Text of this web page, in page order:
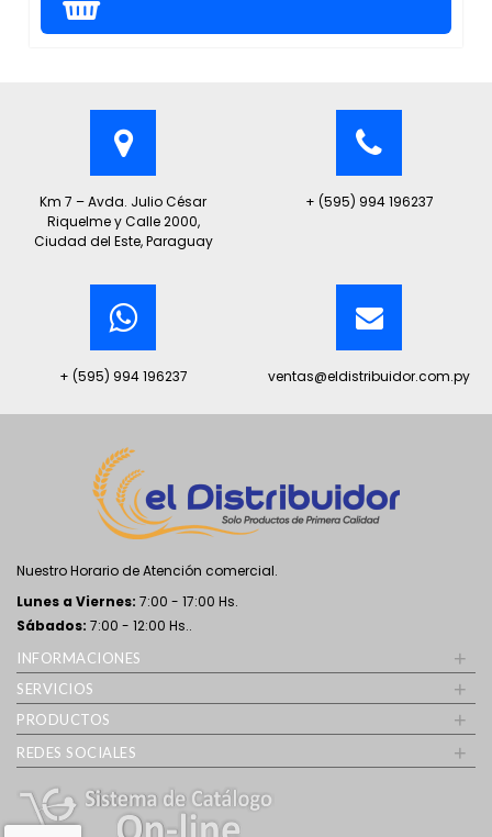
Km 7 – Avda. Julio César
Riquelme y Calle 2000,
Ciudad del Este, Paraguay
+ (595) 994 196237
+ (595) 994 196237 ventas@eldistribuidor.com.py
Nuestro Horario de Atención comercial.
Lunes a Viernes: 7:00 - 17:00 Hs.
Sábados: 7:00 - 12:00 Hs..
INFORMACIONES +
SERVICIOS +
PRODUCTOS +
REDES SOCIALES +